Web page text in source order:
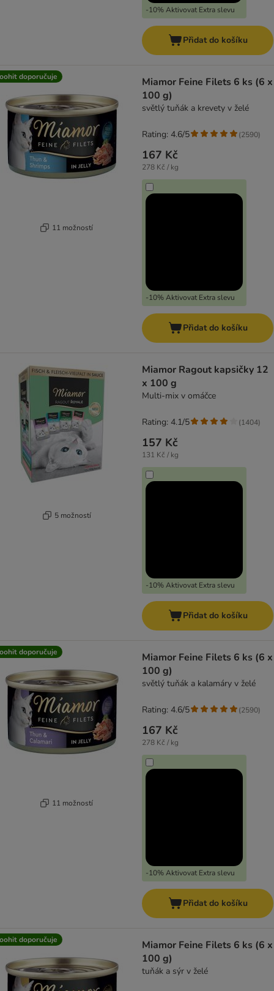
-10% Aktivovat Extra slevu
Přidat do košíku
doporučuje
11 možností
Miamor Feine Filets 6 ks (6 x
100 g)
světlý tuňák a krevety v želé
167 Kč
278 Kč / kg
-10% Aktivovat Extra slevu
Rating: 4.6/5 (2590)
Přidat do košíku
5 možností
Miamor Ragout kapsičky 12
x 100 g
Multi-mix v omáčce
157 Kč
131 Kč / kg
-10% Aktivovat Extra slevu
Rating: 4.1/5 (1404)
Přidat do košíku
doporučuje
11 možností
Miamor Feine Filets 6 ks (6 x
100 g)
světlý tuňák a kalamáry v želé
167 Kč
278 Kč / kg
-10% Aktivovat Extra slevu
Rating: 4.6/5 (2590)
Přidat do košíku
doporučuje
Miamor Feine Filets 6 ks (6 x
100 g)
tuňák a sýr v želé